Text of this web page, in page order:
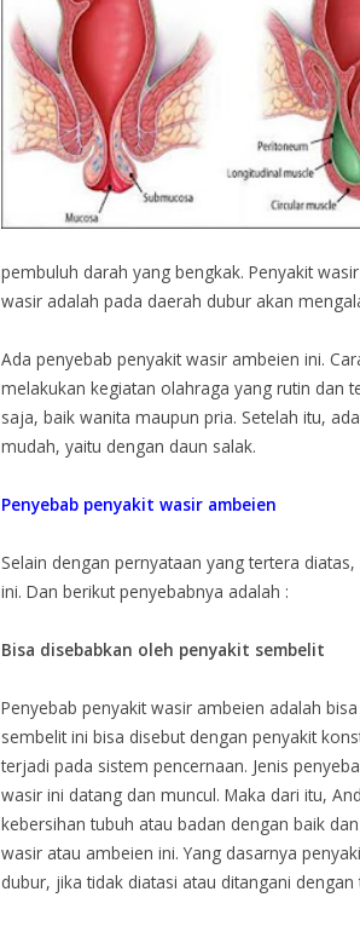
pembuluh darah yang bengkak. Penyakit
wasir adalah pada daerah dubur akan
Ada penyebab penyakit wasir ambeien ini.
melakukan kegiatan olahraga yang rutin dan
saja, baik wanita maupun pria. Setelah itu,
mudah, yaitu dengan daun salak.
Penyebab penyakit wasir ambeien
Selain dengan pernyataan yang tertera
ini. Dan berikut penyebabnya adalah :
Bisa disebabkan oleh penyakit sembelit
Penyebab penyakit wasir ambeien adalah
sembelit ini bisa disebut dengan penyakit
terjadi pada sistem pencernaan. Jenis
wasir ini datang dan muncul. Maka dari itu,
kebersihan tubuh atau badan dengan baik
wasir atau ambeien ini. Yang dasarnya
dubur, jika tidak diatasi atau ditangani